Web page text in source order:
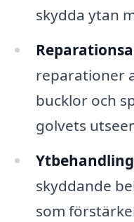
skydda ytan
reparationer
bucklor och
golvets
skyddande
som